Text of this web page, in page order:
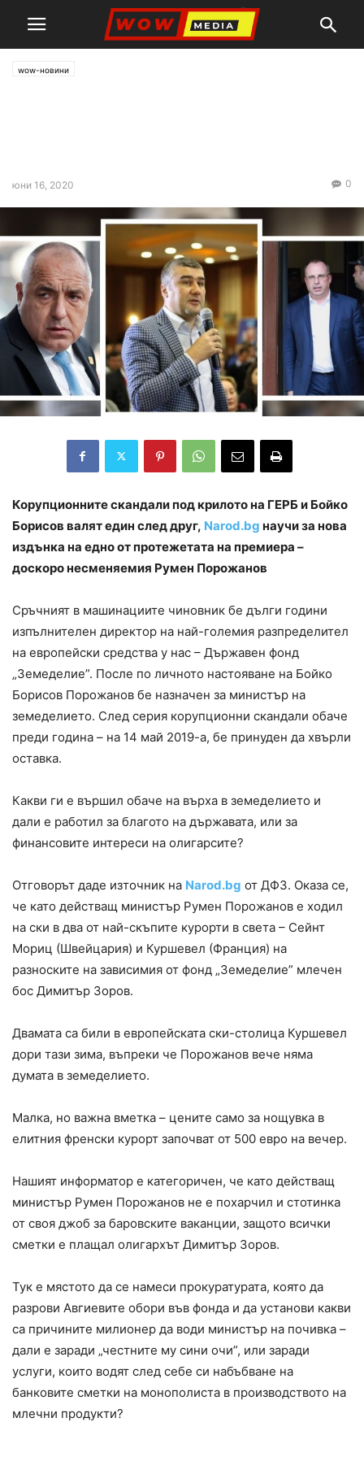
wow-новини
юни 16, 2020 0
Корупционните скандали под крилото на ГЕРБ и Бойко
Борисов валят един след друг, Narod.bg научи за нова
издънка на едно от протежетата на премиера –
доскоро несменяемия Румен Порожанов
Сръчният в машинациите чиновник бе дълги години
изпълнителен директор на най-големия разпределител
на европейски средства у нас – Държавен фонд
„Земеделие”. После по личното настояване на Бойко
Борисов Порожанов бе назначен за министър на
земеделието. След серия корупционни скандали обаче
преди година – на 14 май 2019-а, бе принуден да хвърли
оставка.
Какви ги е вършил обаче на върха в земеделието и
дали е работил за благото на държавата, или за
финансовите интереси на олигарсите?
Отговорът даде източник на Narod.bg от ДФЗ. Оказа се,
че като действащ министър Румен Порожанов е ходил
на ски в два от най-скъпите курорти в света – Сейнт
Мориц (Швейцария) и Куршевел (Франция) на
разноските на зависимия от фонд „Земеделие” млечен
бос Димитър Зоров.
Двамата са били в европейската ски-столица Куршевел
дори тази зима, въпреки че Порожанов вече няма
думата в земеделието.
Малка, но важна вметка – цените само за нощувка в
елитния френски курорт започват от 500 евро на вечер.
Нашият информатор е категоричен, че като действащ
министър Румен Порожанов не е похарчил и стотинка
от своя джоб за баровските ваканции, защото всички
сметки е плащал олигархът Димитър Зоров.
Тук е мястото да се намеси прокуратурата, която да
разрови Авгиевите обори във фонда и да установи какви
са причините милионер да води министър на почивка –
дали е заради „честните му сини очи”, или заради
услуги, които водят след себе си набъбване на
банковите сметки на монополиста в производството на
млечни продукти?